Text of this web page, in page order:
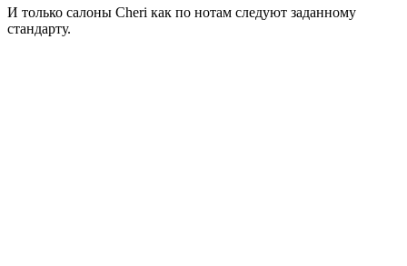
И только салоны Cheri как по нотам следуют заданному
стандарту.